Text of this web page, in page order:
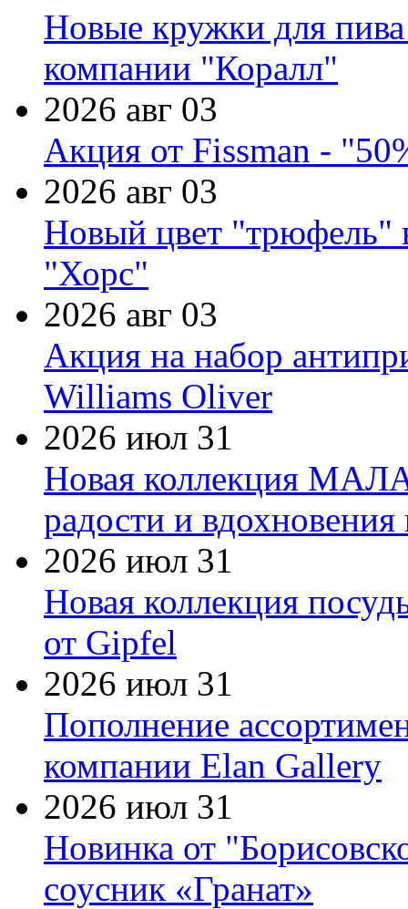
Новые кружки для
компании "Коралл"
2026 авг 03
Акция от Fissman -
2026 авг 03
Новый цвет "трюфель"
"Хорс"
2026 авг 03
Акция на набор
Williams Oliver
2026 июл 31
Новая коллекция
радости и
2026 июл 31
Новая коллекция
от Gipfel
2026 июл 31
Пополнение
компании Elan Gallery
2026 июл 31
Новинка от
соусник «Гранат»